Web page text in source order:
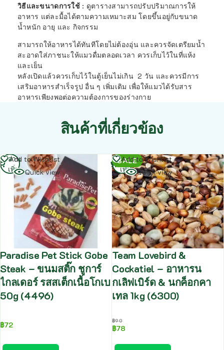
วิธีและขนาดการใช้: ดูตารางสามารถปรับปริมาณการให้
อาหาร แต่ละมื้อได้ตามความเหมาะสม โดยขึ้นอยู่กับขนาด
น้ำหนัก อายุ และ กิจกรรม
สามารถให้อาหารได้ทันทีโดยไม่ต้องอุ่น และควรจัดเตรียมน้ำ
สะอาดใส่ภาชนะให้แมวดื่มตลอดเวลา ควรเก็บไว้ในที่แห้ง
และเย็น
หลังเปิดแล้วควรเก็บไว้ในตู้เย็นไม่เกิน 2 วัน และควรมีการ
เสริมอาหารสำเร็จรูป อื่น ๆ เพิ่มเติม เพื่อให้แมวได้รับสาร
อาหารเพียงพอต่อความต้องการของร่างกาย
สินค้าที่เกี่ยวข้อง
Add to Wishlist
Quick view
Paradise Pet Stick Gobe
Steak – ขนมสติ๊ก ชูการ์
ไกลเดอร์ รสสเต็กเนื้อโกเบ
50g (4496)
฿72
อ่าน
เพิ่ม
SALE
Add to Wishlist
Quick view
Team Lovebird &
Cockatiel – อาหารน
กเลิฟเบิร์ด & นกค็อกคา
เทล 1kg (6300)
฿90
฿78
อ่าน
เพิ่ม